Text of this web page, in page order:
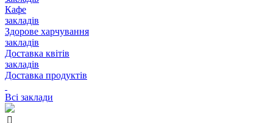
Кафе
закладів
Здорове харчування
закладів
Доставка квітів
закладів
Доставка продуктів
Всі заклади